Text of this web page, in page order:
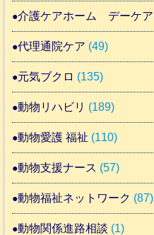
介護ケアホーム デーケア
代理通院ケア (49)
元気ブクロ (135)
動物リハビリ (189)
動物愛護 福祉 (110)
動物支援ナース (57)
動物福祉ネットワーク (87)
動物関係進路相談 (1)